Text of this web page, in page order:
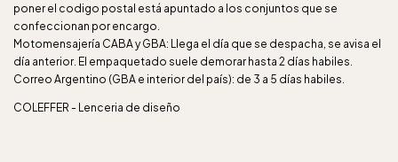
poner el codigo postal está apuntado a los conjuntos que se
confeccionan por encargo.
Motomensajería CABA y GBA: Llega el día que se despacha, se avisa el
día anterior. El empaquetado suele demorar hasta 2 días habiles.
Correo Argentino (GBA e interior del país): de 3 a 5 días habiles.
COLEFFER - Lenceria de diseño